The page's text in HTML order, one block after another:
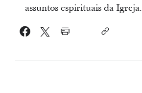
assuntos espirituais da Igreja.